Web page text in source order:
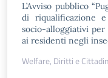
L’Avviso pubblico
di riqualificazione
socio-alloggiativi
ai residenti negli
Welfare, Diritti e